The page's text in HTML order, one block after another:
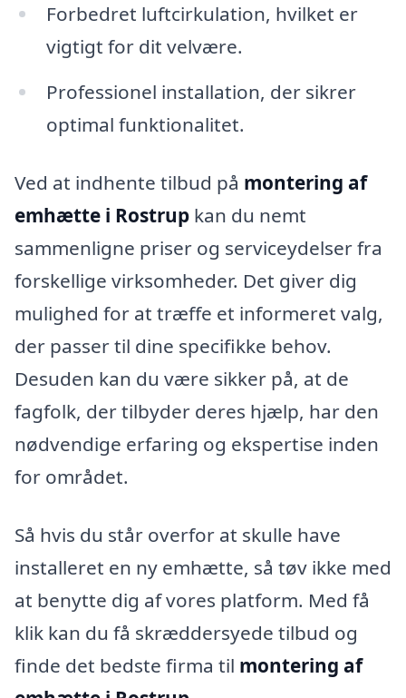
Forbedret luftcirkulation, hvilket er
vigtigt for dit velvære.
Professionel installation, der sikrer
optimal funktionalitet.
Ved at indhente tilbud på montering af
emhætte i Rostrup kan du nemt
sammenligne priser og serviceydelser fra
forskellige virksomheder. Det giver dig
mulighed for at træffe et informeret valg,
der passer til dine specifikke behov.
Desuden kan du være sikker på, at de
fagfolk, der tilbyder deres hjælp, har den
nødvendige erfaring og ekspertise inden
for området.
Så hvis du står overfor at skulle have
installeret en ny emhætte, så tøv ikke med
at benytte dig af vores platform. Med få
klik kan du få skræddersyede tilbud og
finde det bedste firma til montering af